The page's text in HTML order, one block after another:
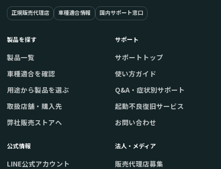
正規販売代理店 車種適合情報 国内サポート窓口
製品を探す
製品一覧
車種適合を確認
用途から製品を選ぶ
取扱店舗・購入先
弊社販売ストアへ
サポート
サポートトップ
使い方ガイド
Q&A・症状別サポート
起動不良復旧サービス
お問い合わせ
公式情報
LINE公式アカウント
法人・メディア
販売代理店募集